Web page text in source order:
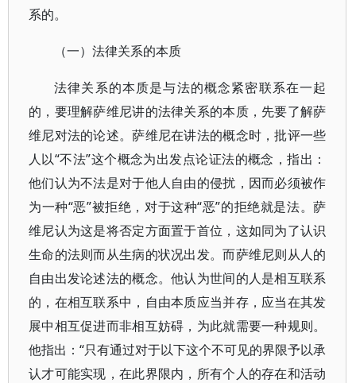
系的。
（一）法律关系的本质
法律关系的本质是与法的概念紧密联系在一起
的，要理解萨维尼讲的法律关系的本质，先要了解萨
维尼对法的论述。萨维尼在讲法的概念时，批评一些
人以“不法”这个概念为出发点论证法的概念，指出：
他们认为不法是对于他人自由的侵扰，因而必须被作
为一种“恶”被拒绝，对于这种“恶”的拒绝就是法。萨
维尼认为这是将否定方面置于首位，这如同为了认识
生命的法则而从生病的状况出发。而萨维尼则从人的
自由出发论述法的概念。他认为世间的人是相互联系
的，在相互联系中，自由本质应当并存，应当在其发
展中相互促进而非相互妨碍，为此就需要一种规则。
他指出：“只有通过对于以下这个不可见的界限予以承
认才可能实现，在此界限内，所有个人的存在和活动